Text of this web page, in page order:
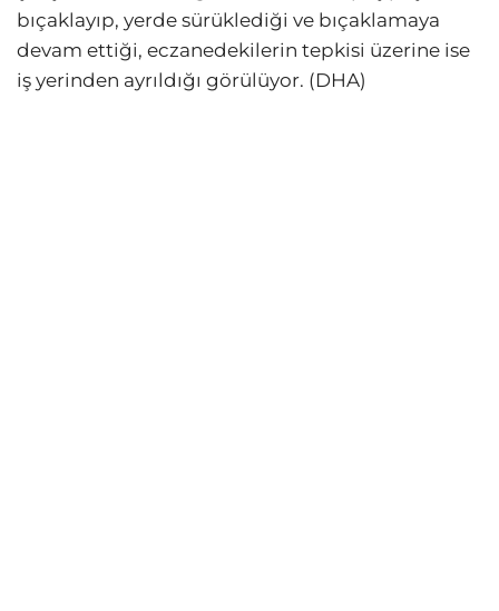
bıçaklayıp, yerde sürüklediği ve bıçaklamaya
devam ettiği, eczanedekilerin tepkisi üzerine ise
iş yerinden ayrıldığı görülüyor. (DHA)